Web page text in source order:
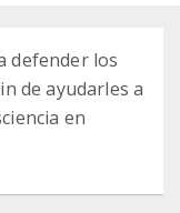
defender los
de ayudarles a
en